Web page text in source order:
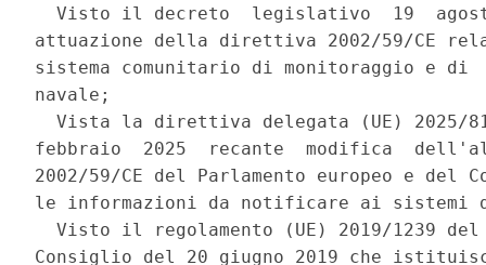
Visto il decreto  legislativo  19
attuazione della direttiva 2002/59/CE
sistema comunitario di monitoraggio e
navale;
Vista la direttiva delegata (UE) 2025/
febbraio  2025  recante  modifica
2002/59/CE del Parlamento europeo e del
le informazioni da notificare ai sistemi
Visto il regolamento (UE) 2019/1239
Consiglio del 20 giugno 2019 che